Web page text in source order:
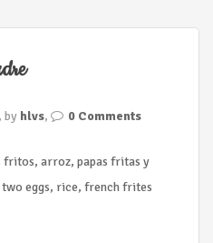
by hlvs, 0 Comments
fritos, arroz, papas fritas y
eggs, rice, french frites